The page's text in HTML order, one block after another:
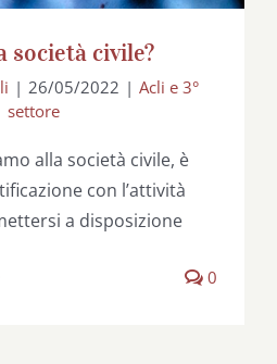
società civile?
| 26/05/2022 | Acli e 3°
settore
alla società civile, è
con l’attività
a disposizione
0